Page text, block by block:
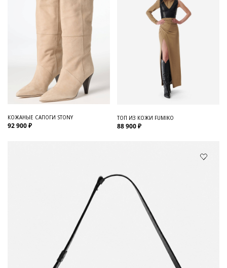
КОЖАНЫЕ САПОГИ STONY
92 900 ₽
ТОП ИЗ КОЖИ FUMIKO
88 900 ₽